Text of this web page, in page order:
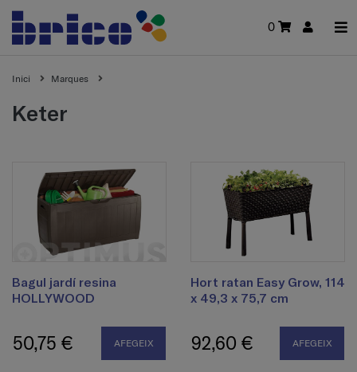
0
Inici Marques
keter
Bagul jardí resina
HOLLYWOOD
50,75 € AFEGEIX
Hort ratan Easy Grow, 114
x 49,3 x 75,7 cm
92,60 € AFEGEIX